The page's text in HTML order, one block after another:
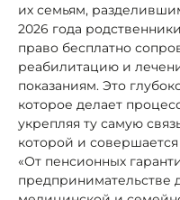
их семьям,
2026 года
право бесплатно
реабилитацию и
показаниям. Это
которое делает
укрепляя ту самую
которой и
«От пенсионных
предпринимательстве